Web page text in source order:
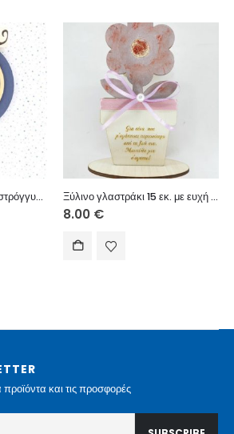
Ξύλινο κρεμαστό 12 εκ. στρόγγυλο (μπαμπά) Ξύλινο γλαστράκι 15 εκ. με ευχή για μαμά
8.00 €
και τις προσφορές